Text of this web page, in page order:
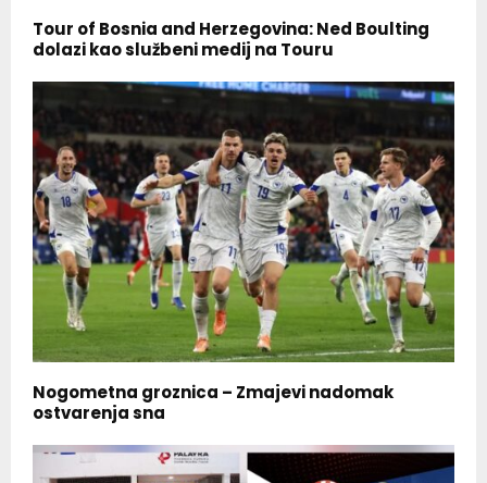
Tour of Bosnia and Herzegovina: Ned Boulting
dolazi kao službeni medij na Touru
Nogometna groznica – Zmajevi nadomak
ostvarenja sna